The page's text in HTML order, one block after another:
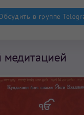
в группе
медитацией